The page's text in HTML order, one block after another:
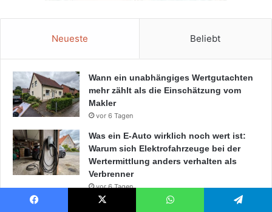
Neueste Beliebt
Wann ein unabhängiges Wertgutachten
mehr zählt als die Einschätzung vom
Makler
vor 6 Tagen
Was ein E-Auto wirklich noch wert ist:
Warum sich Elektrofahrzeuge bei der
Wertermittlung anders verhalten als
Verbrenner
vor 6 Tagen
Kinderbetten 90×190 – Die perfekte Wahl